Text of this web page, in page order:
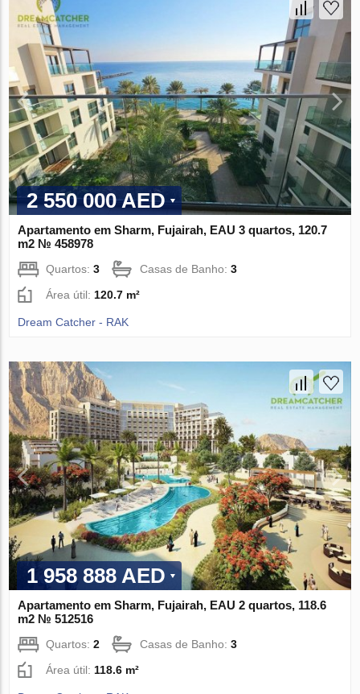
2 550 000 AED
Apartamento em Sharm, Fujairah, EAU 3 quartos, 120.7
m2 № 458978
Quartos:3 Casas de Banho:3
Área útil:120.7 m²
Dream Catcher - RAK
1 958 888 AED
Apartamento em Sharm, Fujairah, EAU 2 quartos, 118.6
m2 № 512516
Quartos:2 Casas de Banho:3
Área útil: 118.6 m²